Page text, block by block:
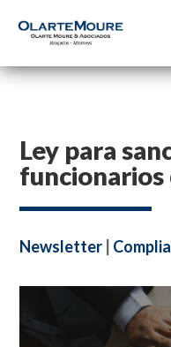
Ley para
Newsletter